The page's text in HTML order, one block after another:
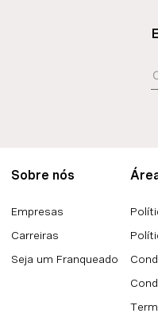
Sobre nós
Empresas
Carreiras
Seja um Franqueado